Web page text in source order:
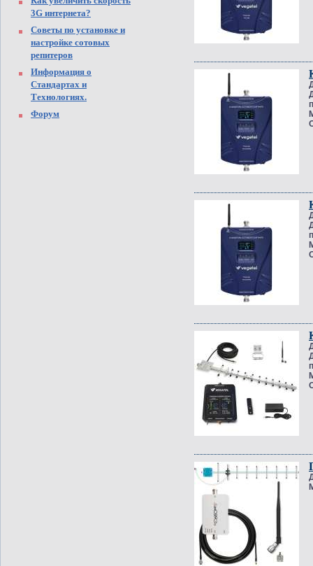
3G интернета?
Советы по установке и
настройке сотовых
репитеров
Информация о
Стандартах и
Технологиях.
Форум